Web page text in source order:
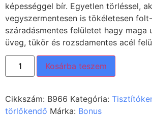
képességgel bír. Egyetlen törléssel,
vegyszermentesen is tökéletesen
száradásmentes felületet hagy maga
üveg, tükör és rozsdamentes acél
Kosárba teszem
Cikkszám: B966 Kategória:
törlőkendő Márka: Bonus